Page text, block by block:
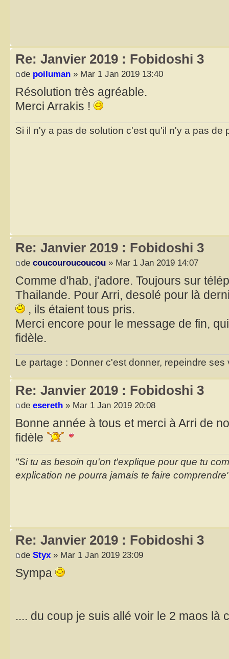
Re: Janvier 2019 : Fobidoshi 3
de poiluman » Mar 1 Jan 2019 13:40
Résolution très agréable.
Merci Arrakis !
Si il n'y a pas de solution c'est qu'il n'y a pas de
Re: Janvier 2019 : Fobidoshi 3
de coucouroucoucou » Mar 1 Jan 2019 14:07
Comme d'hab, j'adore. Toujours sur
Thailande. Pour Arri, desolé pour là
, ils étaient tous pris.
Merci encore pour le message de fin,
fidèle.
Le partage : Donner c'est donner, repeindre ses
Re: Janvier 2019 : Fobidoshi 3
de esereth » Mar 1 Jan 2019 20:08
Bonne année à tous et merci à Arri de
fidèle
"Si tu as besoin qu'on t'explique pour que tu
explication ne pourra jamais te faire
Re: Janvier 2019 : Fobidoshi 3
de Styx » Mar 1 Jan 2019 23:09
Sympa
.... du coup je suis allé voir le 2 maos là